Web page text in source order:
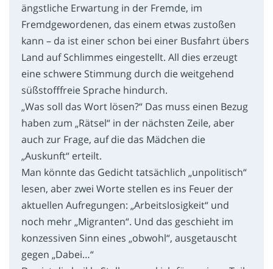
ängstliche Erwartung in der Fremde, im
Fremdgewordenen, das einem etwas zustoßen
kann – da ist einer schon bei einer Busfahrt übers
Land auf Schlimmes eingestellt. All dies erzeugt
eine schwere Stimmung durch die weitgehend
süßstofffreie Sprache hindurch.
„Was soll das Wort lösen?“ Das muss einen Bezug
haben zum „Rätsel“ in der nächsten Zeile, aber
auch zur Frage, auf die das Mädchen die
„Auskunft“ erteilt.
Man könnte das Gedicht tatsächlich „unpolitisch“
lesen, aber zwei Worte stellen es ins Feuer der
aktuellen Aufregungen: „Arbeitslosigkeit“ und
noch mehr „Migranten“. Und das geschieht im
konzessiven Sinn eines „obwohl“, ausgetauscht
gegen „Dabei…“